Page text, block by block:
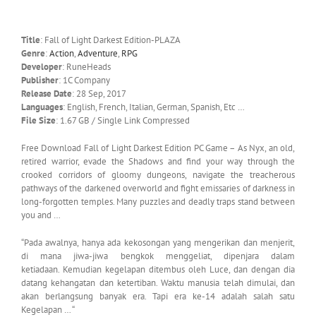
Title: Fall of Light Darkest Edition-PLAZA
Genre:Action,Adventure, RPG
Developer: RuneHeads
Publisher: 1C Company
Release Date: 28 Sep, 2017
Languages: English, French, Italian, German, Spanish, Etc …
File Size: 1.67 GB / Single Link Compressed
Free Download Fall of Light Darkest Edition PC Game – As Nyx, an old,
retired warrior, evade the Shadows and find your way through the
crooked corridors of gloomy dungeons, navigate the treacherous
pathways of the darkened overworld and fight emissaries of darkness in
long-forgotten temples. Many puzzles and deadly traps stand between
you and …
“Pada awalnya, hanya ada kekosongan yang mengerikan dan menjerit,
di mana jiwa-jiwa bengkok menggeliat, dipenjara dalam
ketiadaan. Kemudian kegelapan ditembus oleh Luce, dan dengan dia
datang kehangatan dan ketertiban. Waktu manusia telah dimulai, dan
akan berlangsung banyak era. Tapi era ke-14 adalah salah satu
Kegelapan … “